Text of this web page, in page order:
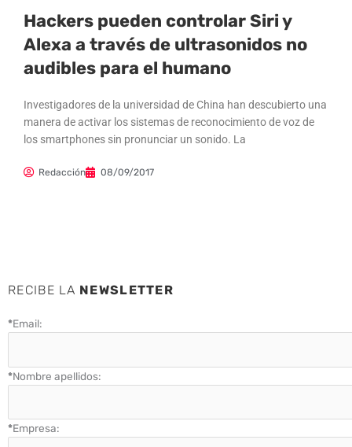
Hackers pueden controlar Siri y
Alexa a través de ultrasonidos no
audibles para el humano
Investigadores de la universidad de China han descubierto una
manera de activar los sistemas de reconocimiento de voz de
los smartphones sin pronunciar un sonido. La
Redacción 08/09/2017
RECIBE LA NEWSLETTER
*Email:
*Nombre apellidos:
*Empresa: